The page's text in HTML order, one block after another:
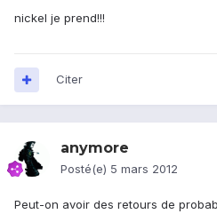
nickel je prend!!!
Citer
anymore
Posté(e) 5 mars 2012
Peut-on avoir des retours de